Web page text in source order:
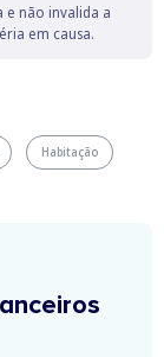
não invalida a
em causa.
Habitação